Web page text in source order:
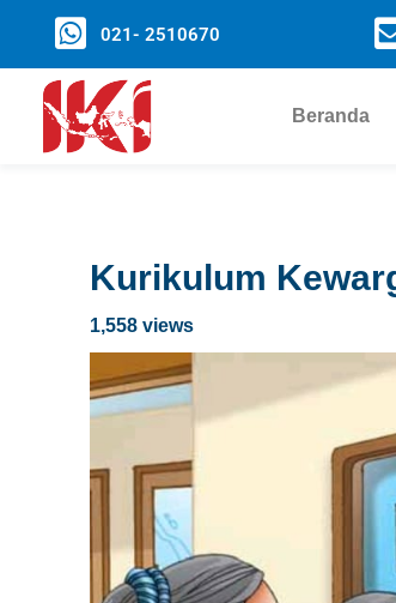
021- 2510670
Beranda
Kurikulum
1,558 views